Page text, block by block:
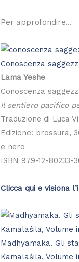
Per approfondire...
Conoscenza
Lama Yeshe
Conoscenza
Il sentiero pacifico
Traduzione di Luca
Edizione: brossura,
e nero
ISBN 979-12-80233-
Clicca qui e visiona
Madhyamaka. Gli
Kamalaśila, Volume